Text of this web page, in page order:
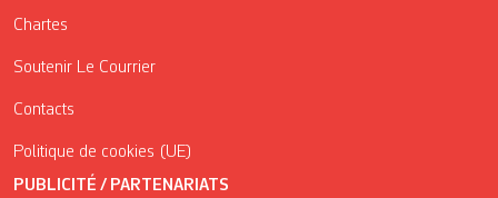
Chartes
Soutenir Le Courrier
Contacts
Politique de cookies (UE)
PUBLICITÉ / PARTENARIATS